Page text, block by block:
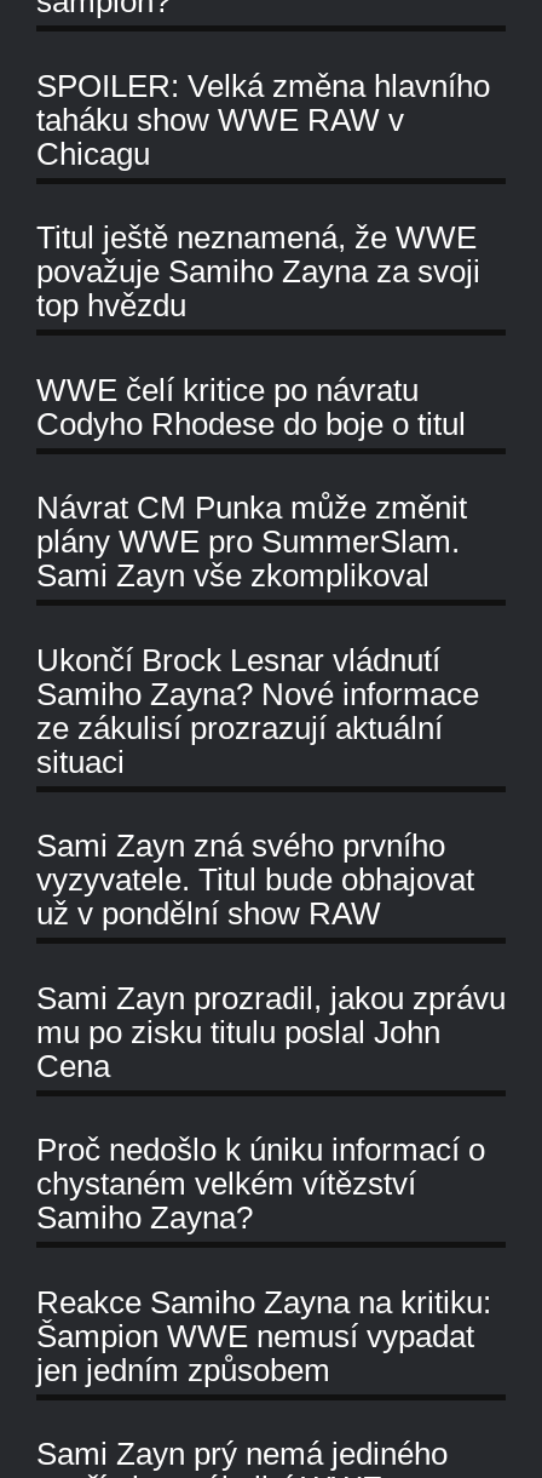
SPOILER: Velká změna hlavního
taháku show WWE RAW v
Chicagu
Titul ještě neznamená, že WWE
považuje Samiho Zayna za svoji
top hvězdu
WWE čelí kritice po návratu
Codyho Rhodese do boje o titul
Návrat CM Punka může změnit
plány WWE pro SummerSlam.
Sami Zayn vše zkomplikoval
Ukončí Brock Lesnar vládnutí
Samiho Zayna? Nové informace
ze zákulisí prozrazují aktuální
situaci
Sami Zayn zná svého prvního
vyzyvatele. Titul bude obhajovat
už v pondělní show RAW
Sami Zayn prozradil, jakou zprávu
mu po zisku titulu poslal John
Cena
Proč nedošlo k úniku informací o
chystaném velkém vítězství
Samiho Zayna?
Reakce Samiho Zayna na kritiku:
Šampion WWE nemusí vypadat
jen jedním způsobem
Sami Zayn prý nemá jediného